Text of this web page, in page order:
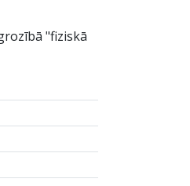
"fiziskā